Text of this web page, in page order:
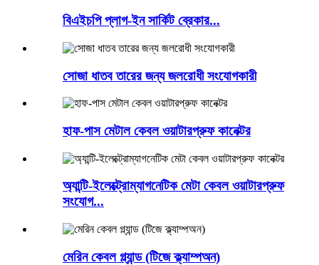
বিএইচপি প্লাগ-ইন সার্কিট ব্রেকার...
সোজা ধাতব তারের জন্য জলরোধী সংযোগকারী
হাফ-পাস মেটাল কেবল ওয়াটারপ্রুফ কানেক্টর
অ্যান্টি-ইলেক্ট্রোম্যাগনেটিক মেটা কেবল ওয়াটারপ্রুফ
সংযোগ...
মেরিন কেবল গ্ল্যান্ড (টিজে ক্ল্যাম্পঅন)